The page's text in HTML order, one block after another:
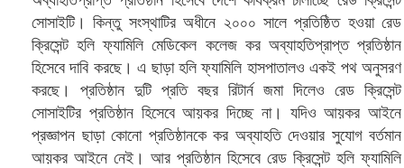
সোসাইটি। কিন্তু সংস্থাটির অধীনে ২০০০ সালে প্রতিষ্ঠিত হওয়া রেড
ক্রিসেন্ট হলি ফ্যামিলি মেডিকেল কলেজ কর অব্যাহতিপ্রাপ্ত প্রতিষ্ঠান
হিসেবে দাবি করছে। এ ছাড়া হলি ফ্যামিলি হাসপাতালও একই পথ অনুসরণ
করছে। প্রতিষ্ঠান দুটি প্রতি বছর রিটার্ন জমা দিলেও রেড ক্রিসেন্ট
সোসাইটির প্রতিষ্ঠান হিসেবে আয়কর দিচ্ছে না। যদিও আয়কর আইনে
প্রজ্ঞাপন ছাড়া কোনো প্রতিষ্ঠানকে কর অব্যাহতি দেওয়ার সুযোগ বর্তমান
আয়কর আইনে নেই। আর প্রতিষ্ঠান হিসেবে রেড ক্রিসেন্ট হলি ফ্যামিলি